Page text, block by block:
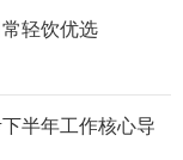
轻饮优选
半年工作核心导